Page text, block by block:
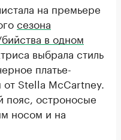
на премьере
сезона
в одном
выбрала стиль
платье-
Stella McCartney.
пояс, остроносые
носом и на